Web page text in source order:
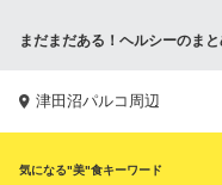
まだまだある！ヘルシーのま
津田沼パルコ周辺
気になる"美"食キーワード